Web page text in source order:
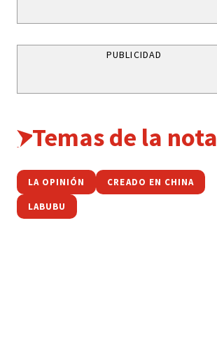
PUBLICIDAD
Temas de la nota
LA OPINIÓN CREADO EN CHINA
LABUBU